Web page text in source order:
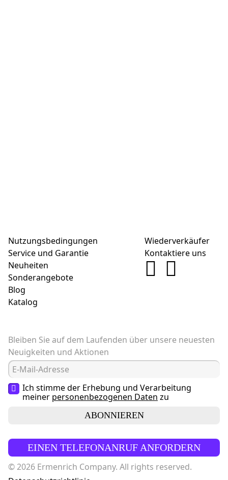
Nutzungsbedingungen
Service und Garantie
Neuheiten
Sonderangebote
Blog
Katalog
Wiederverkäufer
Kontaktiere uns
Bleiben Sie auf dem Laufenden über unsere neuesten
Neuigkeiten und Aktionen
Ich stimme der Erhebung und Verarbeitung
meiner personenbezogenen Daten zu
ABONNIEREN
EINEN TELEFONANRUF ANFORDERN
© 2026 Ermenrich Company. All rights reserved.